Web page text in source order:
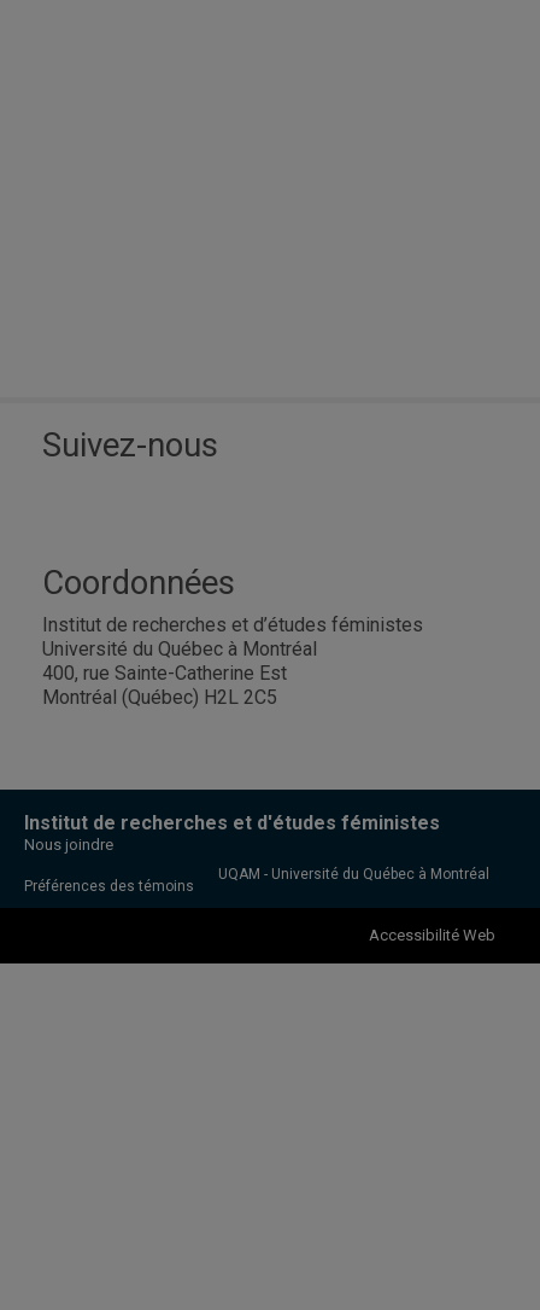
Suivez-nous
Coordonnées
Institut de recherches et d’études féministes
Université du Québec à Montréal
400, rue Sainte-Catherine Est
Montréal (Québec) H2L 2C5
Institut de recherches et d'études féministes
Nous joindre
Préférences des témoins
UQAM - Université du Québec à Montréal
Accessibilité Web